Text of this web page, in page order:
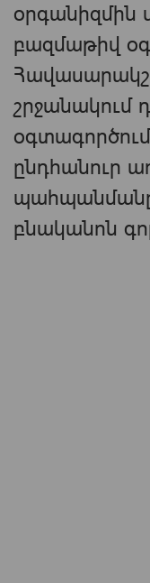
բազմաթիվ
շրջանակում
ընդհանուր
բնականոն